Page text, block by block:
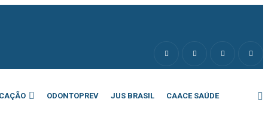
ODONTOPREV JUS BRASIL CAACE SAÚDE